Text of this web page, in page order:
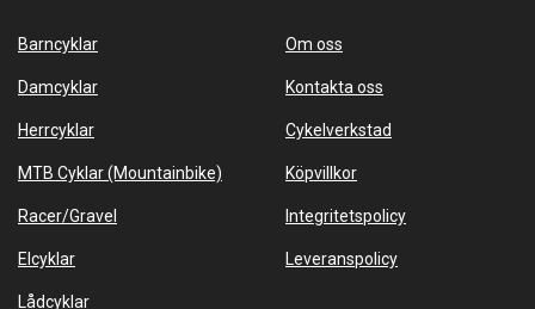
Barncyklar
Damcyklar
Herrcyklar
MTB Cyklar (Mountainbike)
Racer/Gravel
Elcyklar
Lådcyklar
Om oss
Kontakta oss
Cykelverkstad
Köpvillkor
Integritetspolicy
Leveranspolicy